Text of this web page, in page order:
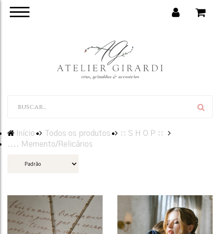
Início Todos os produtos
:: S H O P ::
.... Memento/Relicários